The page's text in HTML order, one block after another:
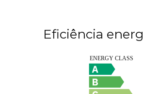
Eficiência